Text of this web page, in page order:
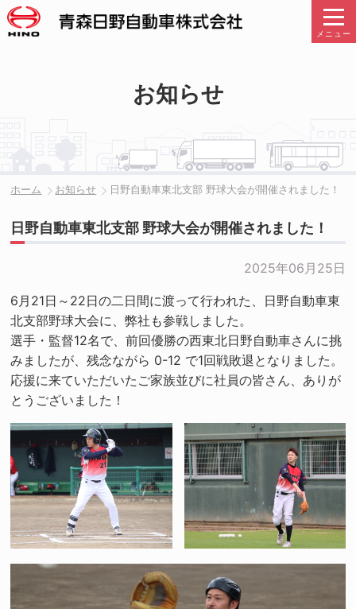
メニュー
お知らせ
ホーム お知らせ 日野自動車東北支部 野球大会が開催されました！
日野自動車東北支部 野球大会が開催されました！
2025年06月25日
6月21日～22日の二日間に渡って行われた、日野自動車東
北支部野球大会に、弊社も参戦しました。
選手・監督12名で、前回優勝の西東北日野自動車さんに挑
みましたが、残念ながら 0-12 で1回戦敗退となりました。
応援に来ていただいたご家族並びに社員の皆さん、ありが
とうございました！